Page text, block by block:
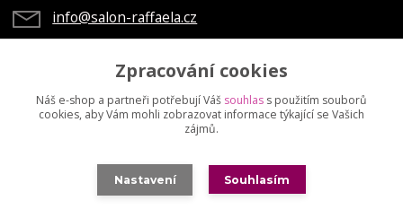
info@salon-raffaela.cz
Upravit sběr cookies.
© Mgr. Kateřina Šimůnková, 2023 - další šíření našich fotek je chráněno
autorskými právy
Zpracování cookies
Náš e-shop a partneři potřebují Váš souhlas s použitím souborů
cookies, aby Vám mohli zobrazovat informace týkající se Vašich
zájmů.
Nastavení Souhlasím